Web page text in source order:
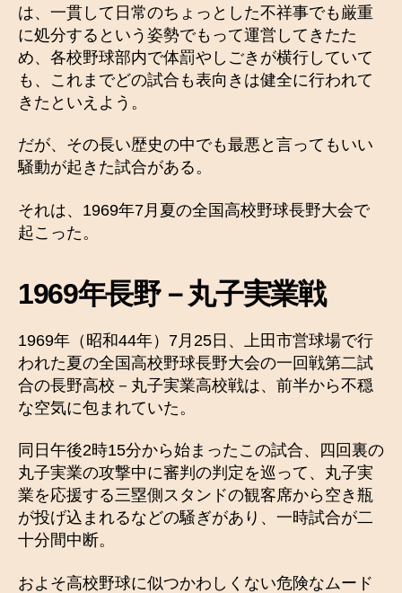
は、一貫して日常のちょっとした不祥事でも厳重
に処分するという姿勢でもって運営してきたた
め、各校野球部内で体罰やしごきが横行していて
も、これまでどの試合も表向きは健全に行われて
きたといえよう。
だが、その長い歴史の中でも最悪と言ってもいい
騒動が起きた試合がある。
それは、1969年7月夏の全国高校野球長野大会で
起こった。
1969年長野－丸子実業戦
1969年（昭和44年）7月25日、上田市営球場で行
われた夏の全国高校野球長野大会の一回戦第二試
合の長野高校－丸子実業高校戦は、前半から不穏
な空気に包まれていた。
同日午後2時15分から始まったこの試合、四回裏の
丸子実業の攻撃中に審判の判定を巡って、丸子実
業を応援する三塁側スタンドの観客席から空き瓶
が投げ込まれるなどの騒ぎがあり、一時試合が二
十分間中断。
およそ高校野球に似つかわしくない危険なムード